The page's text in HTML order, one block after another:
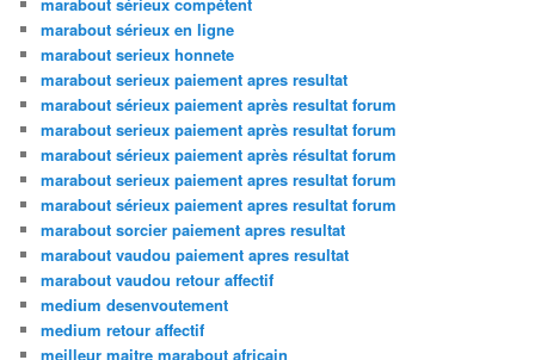
marabout sérieux en ligne
marabout serieux honnete
marabout serieux paiement apres resultat
marabout sérieux paiement après resultat forum
marabout serieux paiement après resultat forum
marabout sérieux paiement après résultat forum
marabout serieux paiement apres resultat forum
marabout sérieux paiement apres resultat forum
marabout sorcier paiement apres resultat
marabout vaudou paiement apres resultat
marabout vaudou retour affectif
medium desenvoutement
medium retour affectif
meilleur maitre marabout africain